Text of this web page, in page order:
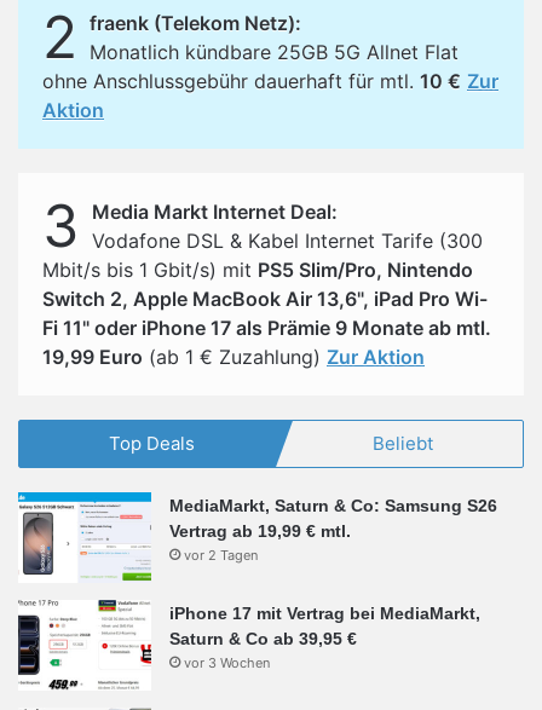
2
fraenk (Telekom Netz):
Monatlich kündbare 25GB 5G Allnet Flat
ohne Anschlussgebühr dauerhaft für mtl. 10 € Zur
Aktion
3
Media Markt Internet Deal:
Vodafone DSL & Kabel Internet Tarife (300
Mbit/s bis 1 Gbit/s) mit PS5 Slim/Pro, Nintendo
Switch 2, Apple MacBook Air 13,6", iPad Pro Wi-
Fi 11" oder iPhone 17 als Prämie 9 Monate ab mtl.
19,99 Euro (ab 1 € Zuzahlung) Zur Aktion
Top Deals Beliebt
MediaMarkt, Saturn & Co: Samsung S26
Vertrag ab 19,99 € mtl.
vor 2 Tagen
iPhone 17 mit Vertrag bei MediaMarkt,
Saturn & Co ab 39,95 €
vor 3 Wochen